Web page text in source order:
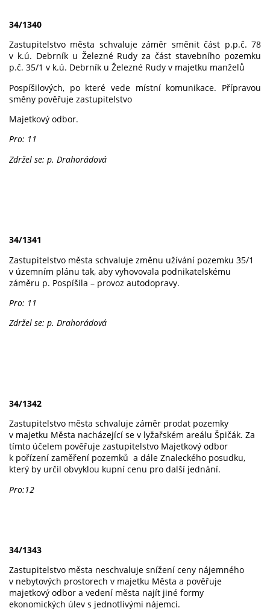
34/1340
Zastupitelstvo města schvaluje záměr směnit část p.p.č. 78
v k.ú. Debrník u Železné Rudy za část stavebního pozemku
p.č. 35/1 v k.ú. Debrník u Železné Rudy v majetku manželů
Pospíšilových, po které vede místní komunikace. Přípravou
směny pověřuje zastupitelstvo
Majetkový odbor.
Pro: 11
Zdržel se: p. Drahorádová
34/1341
Zastupitelstvo města schvaluje změnu užívání pozemku 35/1
v územním plánu tak, aby vyhovovala podnikatelskému
záměru p. Pospíšila – provoz autodopravy.
Pro: 11
Zdržel se: p. Drahorádová
34/1342
Zastupitelstvo města schvaluje záměr prodat pozemky
v majetku Města nacházející se v lyžařském areálu Špičák. Za
tímto účelem pověřuje zastupitelstvo Majetkový odbor
k pořízení zaměření pozemků a dále Znaleckého posudku,
který by určil obvyklou kupní cenu pro další jednání.
Pro:12
34/1343
Zastupitelstvo města neschvaluje snížení ceny nájemného
v nebytových prostorech v majetku Města a pověřuje
majetkový odbor a vedení města najít jiné formy
ekonomických úlev s jednotlivými nájemci.